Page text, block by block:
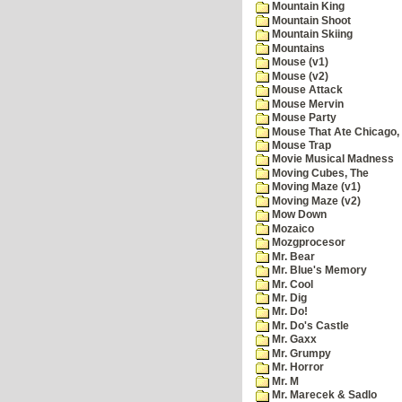
Mountain King
Mountain Shoot
Mountain Skiing
Mountains
Mouse (v1)
Mouse (v2)
Mouse Attack
Mouse Mervin
Mouse Party
Mouse That Ate Chicago,
Mouse Trap
Movie Musical Madness
Moving Cubes, The
Moving Maze (v1)
Moving Maze (v2)
Mow Down
Mozaico
Mozgprocesor
Mr. Bear
Mr. Blue's Memory
Mr. Cool
Mr. Dig
Mr. Do!
Mr. Do's Castle
Mr. Gaxx
Mr. Grumpy
Mr. Horror
Mr. M
Mr. Marecek & Sadlo